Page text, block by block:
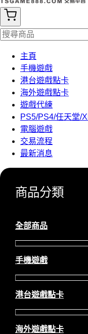
主頁
手機遊戲
港台遊戲點卡
海外遊戲點卡
遊戲代練
PS5/PS4/任天堂/
電腦遊戲
交易流程
最新消息
商品分類
全部商品
手機遊戲
港台遊戲點卡
海外遊戲點卡